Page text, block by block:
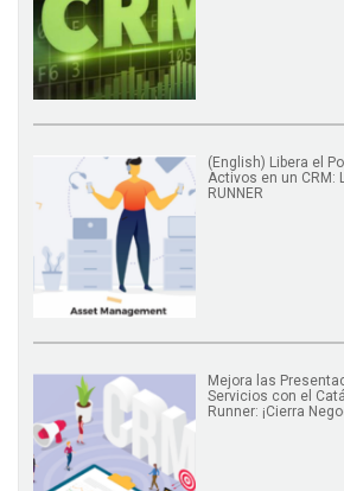
(English) Libera el
Activos en un CRM:
RUNNER
Mejora las
Servicios con el
Runner: ¡Cierra